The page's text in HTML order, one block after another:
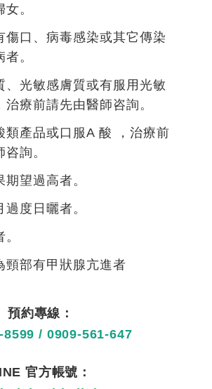
。
傷口、病毒感染或其它傳染
。
、光敏感膚質或有服用光敏
治療前請先由醫師咨詢。
類產品或口服A 酸 ，治療前
詢。
望過高者。
度日曬者。
頸部有甲狀腺亢進者
預約專線：
8599 / 0909-561-647
官方帳號：